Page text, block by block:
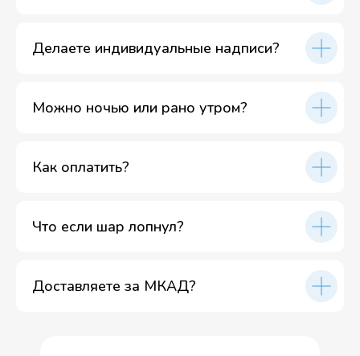
Делаете индивидуальные надписи?
Можно ночью или рано утром?
Как оплатить?
Что если шар лопнул?
Доставляете за МКАД?